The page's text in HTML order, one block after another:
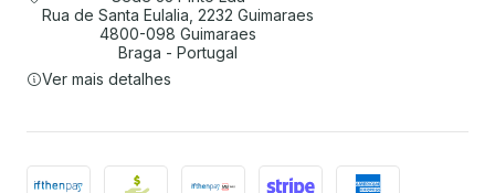
Rua de Santa Eulalia, 2232 Guimaraes
4800-098 Guimaraes
Braga - Portugal
Ver mais detalhes